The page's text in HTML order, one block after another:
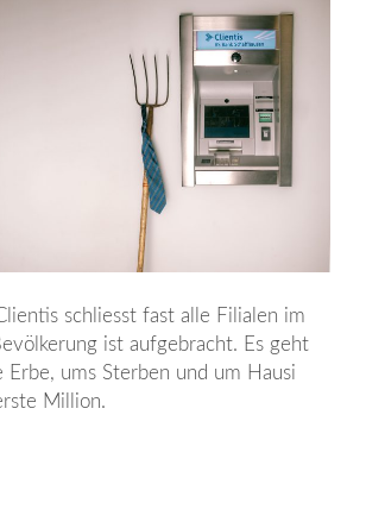
schliesst fast alle Filialen im
ist aufgebracht. Es geht
Erbe, ums Sterben und um Hausi
Million.